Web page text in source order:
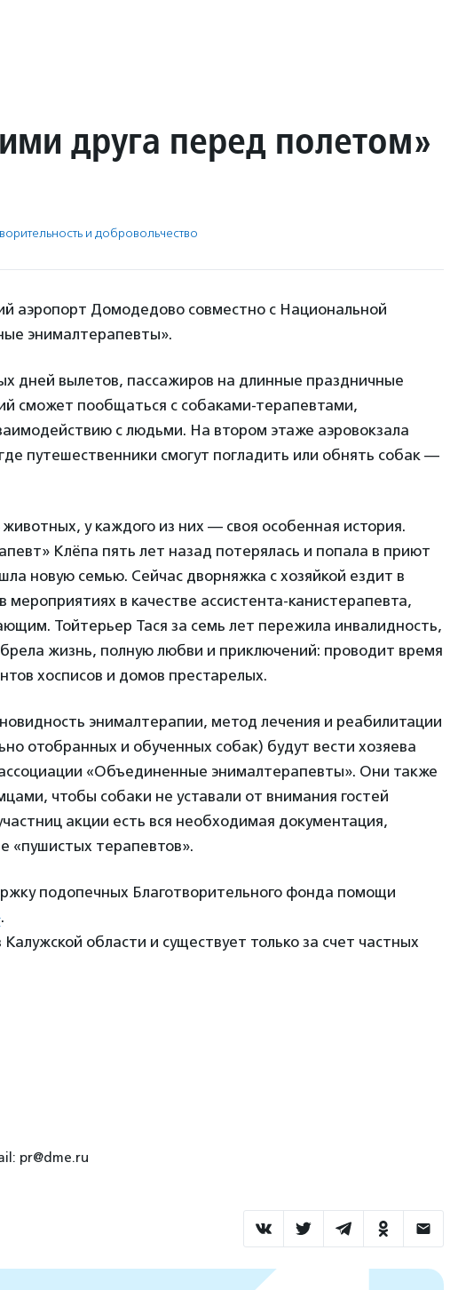
друга перед полетом»
и доброволь­чест­во
аэропорт Домодедово совместно с Национальной
энималтерапевты».
дней вылетов, пассажиров на длинные праздничные
сможет пообщаться с собаками-терапевтами,
с людьми. На втором этаже аэровокзала
путешественники смогут погладить или обнять собак —
у каждого из них — своя особенная история.
Клёпа пять лет назад потерялась и попала в приют
новую семью. Сейчас дворняжка с хозяйкой ездит в
мероприятиях в качестве ассистента-канистерапевта,
Тойтерьер Тася за семь лет пережила инвалидность,
жизнь, полную любви и приключений: проводит время
хосписов и домов престарелых.
энималтерапии, метод лечения и реабилитации
отобранных и обученных собак) будут вести хозяева
«Объединенные энималтерапевты». Они также
чтобы собаки не уставали от внимания гостей
акции есть вся необходимая документация,
«пушистых терапевтов».
подопечных Благотворительного фонда помощи
.
области и существует только за счет частных
pr@dme.ru